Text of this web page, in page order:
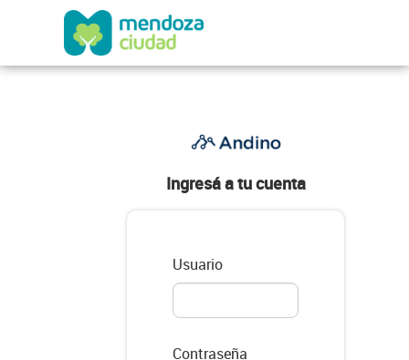
Ingresá a tu cuenta
Usuario
Contraseña